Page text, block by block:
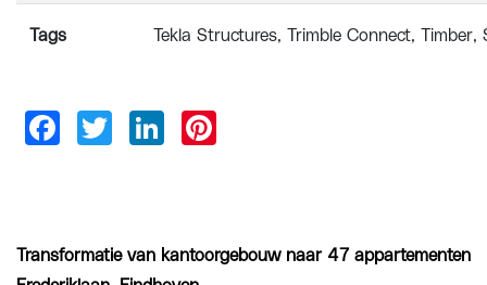
Tags Tekla Structures Trimble Connect Timber
Transformatie van kantoorgebouw naar 47 appartementen